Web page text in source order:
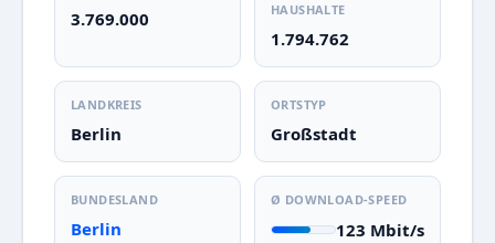
3.769.000
HAUSHALTE
1.794.762
LANDKREIS
Berlin
ORTSTYP
Großstadt
BUNDESLAND
Berlin
Ø DOWNLOAD-SPEED
123 Mbit/s